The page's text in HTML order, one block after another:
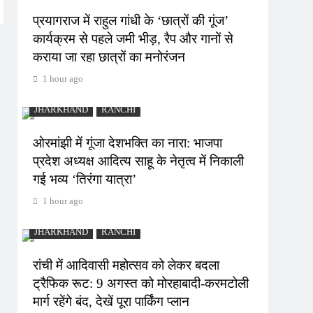
प्रयागराज में राहुल गांधी के ‘छात्रों की गूंज’
कार्यक्रम से पहले जमी भीड़, रैप और गानों से
कराया जा रहा छात्रों का मनोरंजन
1 hour ago
JHARKHAND RANCHI
ओरमांझी में गूंजा देशभक्ति का नारा: भाजपा
प्रदेश अध्यक्ष आदित्य साहू के नेतृत्व में निकाली
गई भव्य ‘तिरंगा यात्रा’
1 hour ago
JHARKHAND RANCHI
रांची में आदिवासी महोत्सव को लेकर बदला
ट्रैफिक रूट: 9 अगस्त को मोरहाबादी-करमटोली
मार्ग रहेंगे बंद, देखें पूरा पार्किंग प्लान